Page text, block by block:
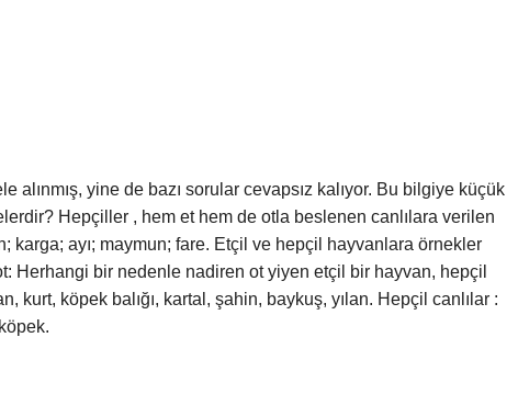
alınmış, yine de bazı sorular cevapsız kalıyor. Bu bilgiye küçük
Hepçiller , hem et hem de otla beslenen canlılara verilen
karga; ayı; maymun; fare. Etçil ve hepçil hayvanlara örnekler
Herhangi bir nedenle nadiren ot yiyen etçil bir hayvan, hepçil
kurt, köpek balığı, kartal, şahin, baykuş, yılan. Hepçil canlılar :